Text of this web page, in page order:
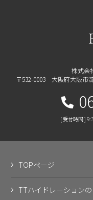
株式会
〒532-0003 大阪府大阪市
[ 受付時間 ]
TOPページ
TTハイドレーション